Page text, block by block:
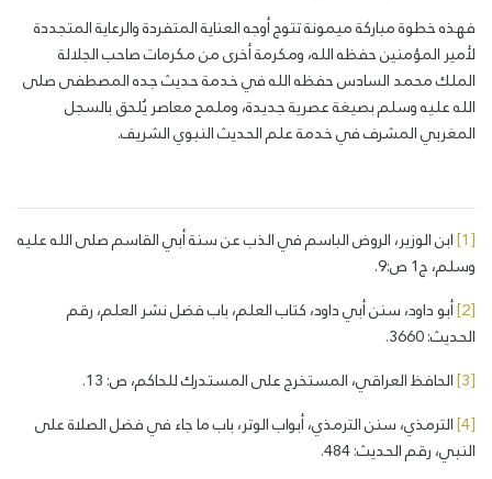
فهذه خطوة مباركة ميمونة تتوج أوجه العناية المتفردة والرعاية المتجددة
لأمير المؤمنين حفظه الله، ومكرمة أخرى من مكرمات صاحب الجلالة
الملك محمد السادس حفظه الله في خدمة حديث جده المصطفى صلى
الله عليه وسلم بصيغة عصرية جديدة، وملمح معاصر يُلحق بالسجل
المغربي المشرف في خدمة علم الحديث النبوي الشريف.
[1]
ابن الوزير، الروض الباسم في الذب عن سنة أبي القاسم صلى الله عليه
وسلم، ج1 ص:9.
[2]
أبو داود، سنن أبي داود، كتاب العلم، باب فضل نشر العلم، رقم
الحديث: 3660.
[3]
الحافظ العراقي، المستخرج على المستدرك للحاكم، ص: 13.
[4]
الترمذي، سنن الترمذي، أبواب الوتر، باب ما جاء في فضل الصلاة على
النبي، رقم الحديث: 484.